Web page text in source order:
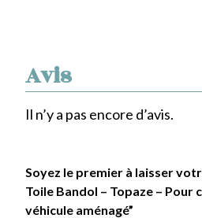
Avis
Il n’y a pas encore d’avis.
Soyez le premier à laisser
Toile Bandol – Topaze – Pour
véhicule aménagé”